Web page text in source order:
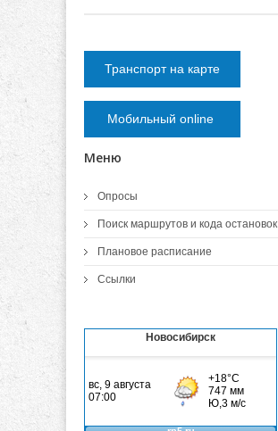
Транспорт на карте
Мобильный online
Меню
Опросы
Поиск маршрутов и кода остановок
Плановое расписание
Ссылки
Новосибирск